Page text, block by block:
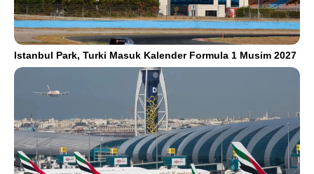
Istanbul Park, Turki Masuk Kalender Formula 1 Musim 2027